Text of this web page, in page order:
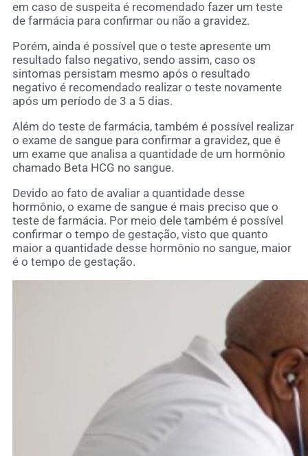
em caso de suspeita é recomendado fazer um teste
de farmácia para confirmar ou não a gravidez.
Porém, ainda é possível que o teste apresente um
resultado falso negativo, sendo assim, caso os
sintomas persistam mesmo após o resultado
negativo é recomendado realizar o teste novamente
após um período de 3 a 5 dias.
Além do teste de farmácia, também é possível realizar
o exame de sangue para confirmar a gravidez, que é
um exame que analisa a quantidade de um hormônio
chamado Beta HCG no sangue.
Devido ao fato de avaliar a quantidade desse
hormônio, o exame de sangue é mais preciso que o
teste de farmácia. Por meio dele também é possível
confirmar o tempo de gestação, visto que quanto
maior a quantidade desse hormônio no sangue, maior
é o tempo de gestação.